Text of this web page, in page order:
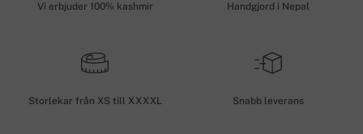
Vi erbjuder 100% kashmir Handgjord i Nepal
Storlekar från XS till XXXXL Snabb leverans